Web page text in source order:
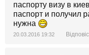
паспорту визу в
паспорт и получил
нужна
20.03.2016 19:32